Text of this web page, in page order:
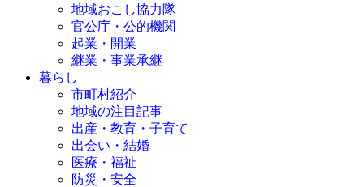
地域おこし協力隊
官公庁・公的機関
起業・開業
継業・事業承継
暮らし
市町村紹介
地域の注目記事
出産・教育・子育て
出会い・結婚
医療・福祉
防災・安全